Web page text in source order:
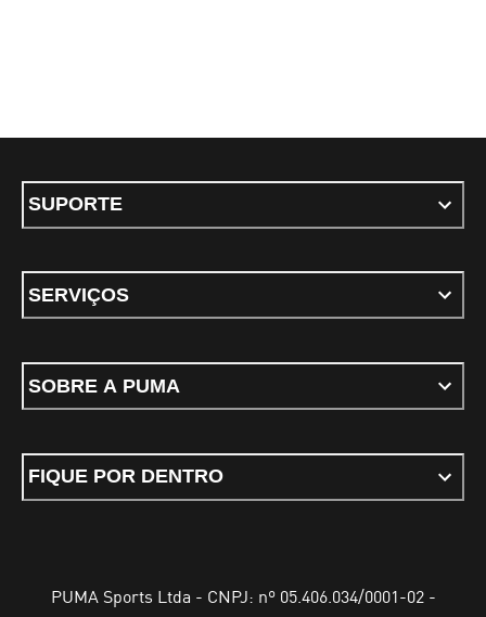
SUPORTE
SERVIÇOS
SOBRE A PUMA
FIQUE POR DENTRO
PUMA Sports Ltda - CNPJ: nº 05.406.034/0001-02 -